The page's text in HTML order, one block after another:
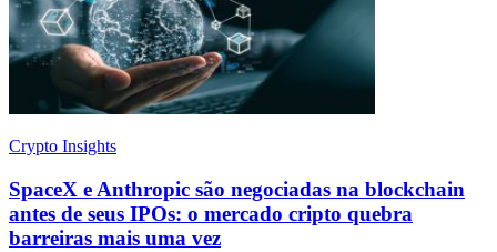
Crypto Insights
SpaceX e Anthropic são negociadas na blockchain
antes de seus IPOs: o mercado cripto quebra
barreiras mais uma vez